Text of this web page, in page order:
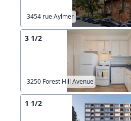
3454 rue Aylmer
3 1/2
3250 Forest Hill Avenue
1 1/2